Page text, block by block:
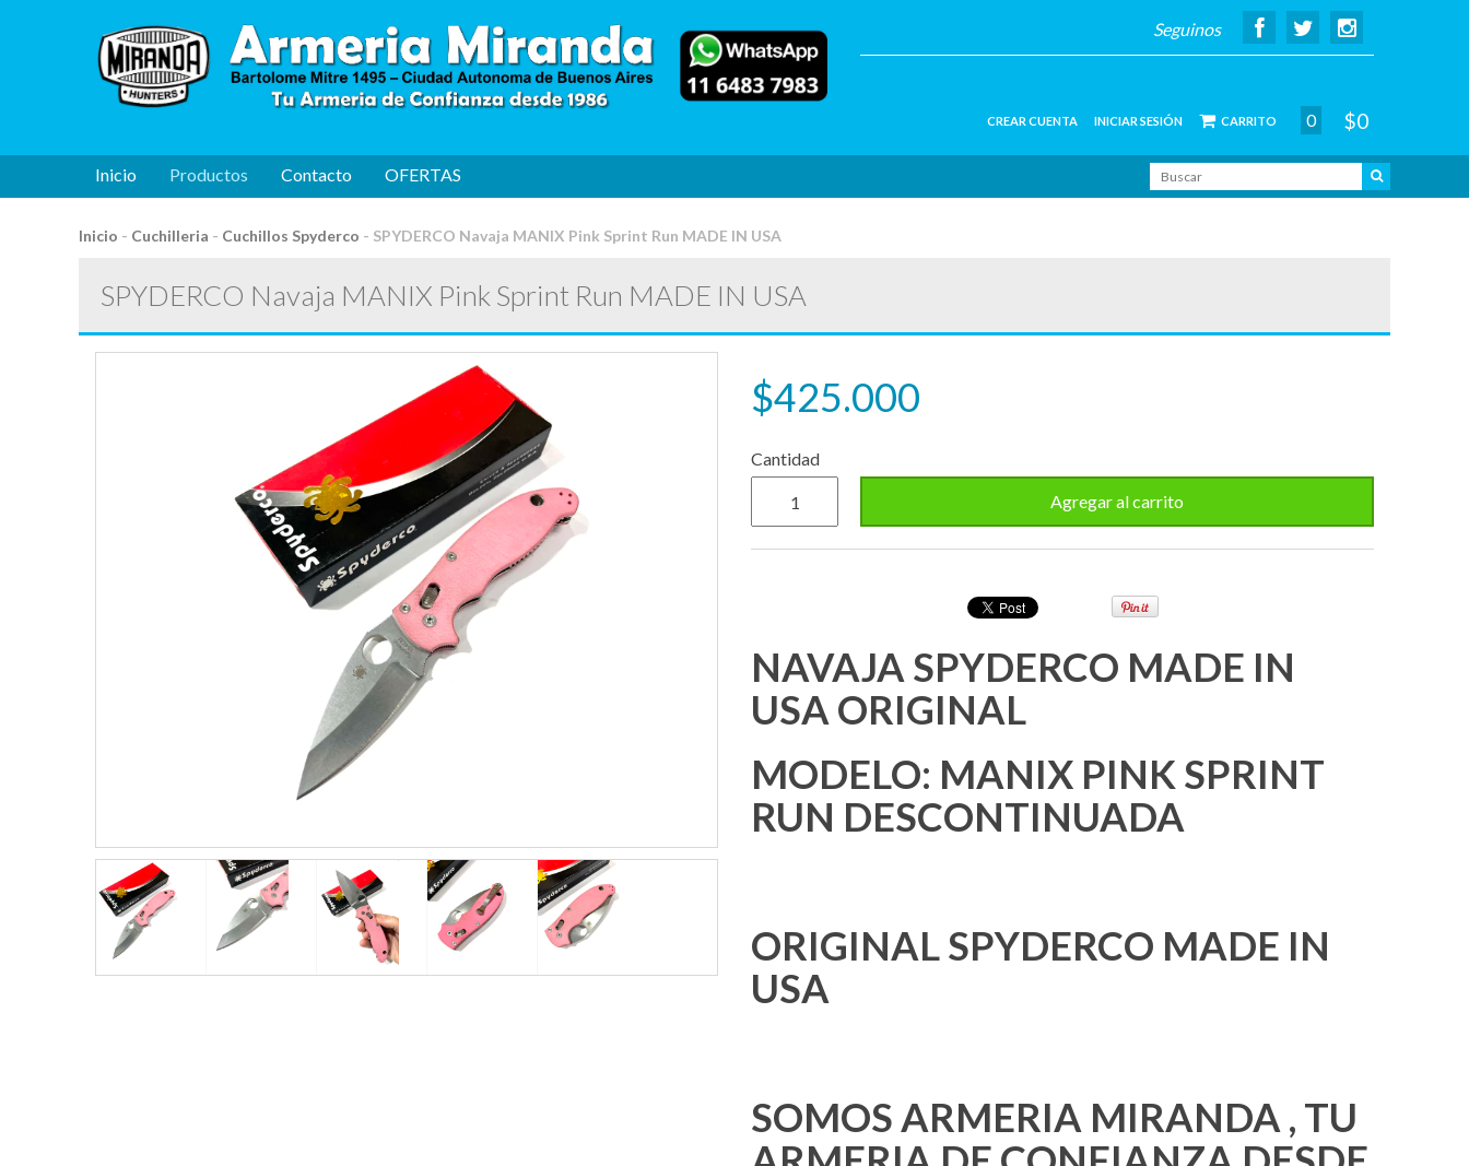
Seguinos
CREAR CUENTA INICIAR SESIÓN CARRITO 0 $0
Inicio Productos Contacto OFERTAS
Inicio - Cuchilleria - Cuchillos Spyderco - SPYDERCO Navaja MANIX Pink Sprint Run MADE IN USA
SPYDERCO Navaja MANIX Pink Sprint Run MADE IN USA
$425.000
Cantidad
NAVAJA SPYDERCO MADE IN
USA ORIGINAL
MODELO: MANIX PINK SPRINT
RUN DESCONTINUADA
ORIGINAL SPYDERCO MADE IN
USA
SOMOS ARMERIA MIRANDA , TU